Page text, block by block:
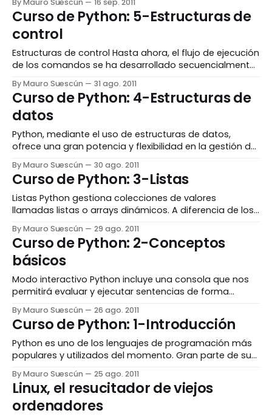
grandes y complejas sin necesidad de repetirlas
constantemente desde la consola, y, lo más
importante, que sean permanentes (al salir de la
By Mauro Suescún 16 sep. 2011
Curso de Python: 5-Estructuras de
control
Estructuras de control Hasta ahora, el flujo de ejecución
de los comandos se ha desarrollado secuencialmente
(paso a paso). Lassituaciones que tendrán que
atender nuestros programas serán impredecibles, y la
ejecución de los comandosse tendrá que realizar en
base a una circunstancia dada, añadiéndole
By Mauro Suescún 31 ago. 2011
Curso de Python: 4-Estructuras de
datos
Python, mediante el uso de estructuras de datos,
ofrece una gran potencia y flexibilidad en la gestión de
lainformación. Ya pudimos experimentar la utilidad y la
flexibilidad de las listas, pero Python ofrece otras
estructuras de datos con funcionalidades específicas,
interesantes y útiles. Secuencias Una secuencia,
genéricamente, es una colección
By Mauro Suescún 30 ago. 2011
Curso de Python: 3-Listas
Listas Python gestiona colecciones de valores
llamadas listas o arrays dinámicos. A diferencia de los
arrays omatrices en otros lenguajes de programación,
las listas poseen características más avanzadas y
potentes, como la posibilidad de trabajar con
diferentes tipos de datos, ordenar o invertir los datos,
By Mauro Suescún 29 ago. 2011
Curso de Python: 2-Conceptos
básicos
Modo interactivo Python incluye una consola que nos
permitirá evaluar y ejecutar sentencias de forma
individual, en modo interactivo, sin necesidad de
escribir código en un fichero, lo que nos permitirá
probar pequeñas partes de código antes de incluirlas
definitivamente en un programa. Python suele venir ya
instalado en muchas
By Mauro Suescún 26 ago. 2011
Curso de Python: 1-Introducción
Python es uno de los lenguajes de programación más
populares y utilizados del momento. Gran parte de su
éxito se debe a su sencillez, versatilidad, productividad
y potencia, lo que lo hace idóneo para multitud de
propósitos y escenarios. El presente curso pretende
asentar de forma didáctica y práctica las
By Mauro Suescún 25 ago. 2011
Linux, el resucitador de viejos
ordenadores